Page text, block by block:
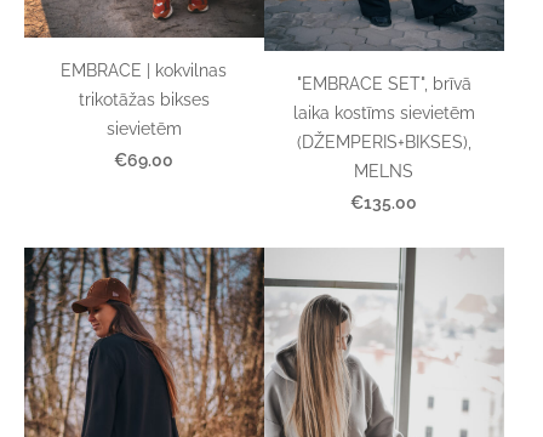
EMBRACE | kokvilnas
trikotāžas bikses
sievietēm
€69.00
"EMBRACE SET", brīvā
laika kostīms sievietēm
(DŽEMPERIS+BIKSES),
MELNS
€135.00